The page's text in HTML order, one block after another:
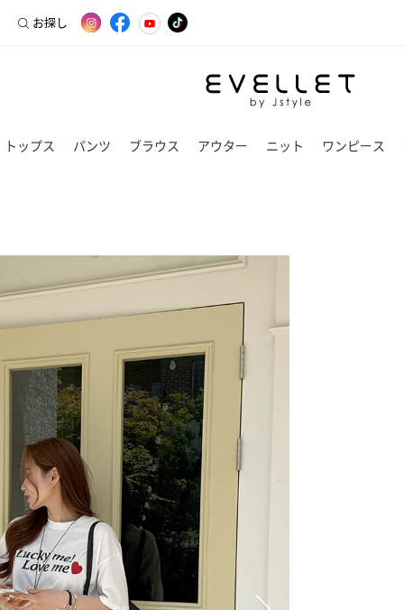
お探し
トップス パンツ ブラウス アウター ニット ワンピース